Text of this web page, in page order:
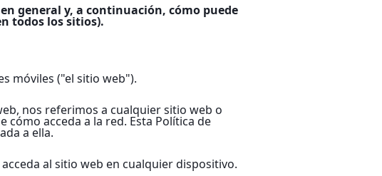
general y, a continuación, cómo puede
todos los sitios).
móviles ("el sitio web").
nos referimos a cualquier sitio web o
acceda a la red. Esta Política de
a ella.
al sitio web en cualquier dispositivo.